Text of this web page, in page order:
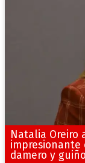
Natalia Oreiro
impresionante
damero y